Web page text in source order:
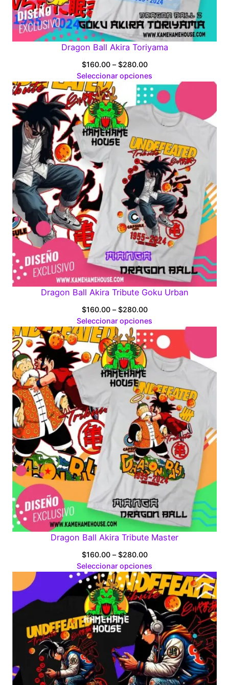
Dragon Ball Akira Toriyama
$160.00 – $280.00Price
range:
$160.00
through
$280.00
Seleccionar opciones
Dragon Ball Akira Tribute Goku Urban
$160.00 – $280.00Price
range:
$160.00
through
$280.00
Seleccionar opciones
Dragon Ball Akira Tribute Master
$160.00 – $280.00Price
range:
$160.00
through
$280.00
Seleccionar opciones